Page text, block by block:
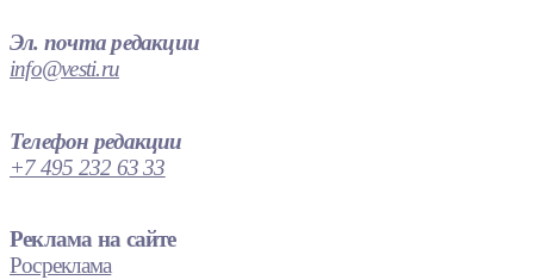
Эл. почта редакции
info@vesti.ru
Телефон редакции
+7 495 232 63 33
Реклама на сайте
Росреклама